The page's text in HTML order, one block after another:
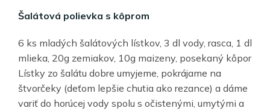
Šalátová polievka s kôprom
6 ks mladých šalátových lístkov, 3 dl vody, rasca, 1 dl
mlieka, 20g zemiakov, 10g maizeny, posekaný kôpor
Lístky zo šalátu dobre umyjeme, pokrájame na
štvorčeky (deťom lepšie chutia ako rezance) a dáme
variť do horúcej vody spolu s očistenými, umytými a